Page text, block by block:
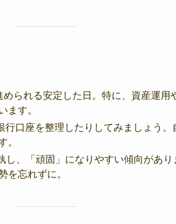
られる安定した日。特に、資産運用
ます。
行口座を整理したりしてみましょう
。
し、「頑固」になりやすい傾向があ
を忘れずに。